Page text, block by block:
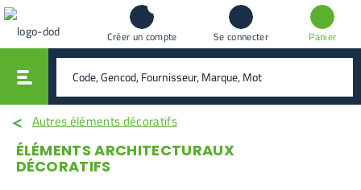
Créer un compte Se connecter Panier
rechercher
Autres éléments décoratifs
ÉLÉMENTS ARCHITECTURAUX
DÉCORATIFS